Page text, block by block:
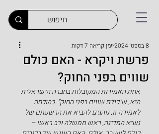
פרשת ויקרא - האם כולם
שווים בפני החוק?
8 בספט׳ 2024 זמן קריאה 7 דקות
אחת האמירות המקובלות בחברה הישראלית
היא, ש"כולם שווים בפני החוק". כהוכחה
לאמירה זו, נוהגים להביא את הרשעתם של
נשיא המדינה, ראש ממשלה ורב ראשי –